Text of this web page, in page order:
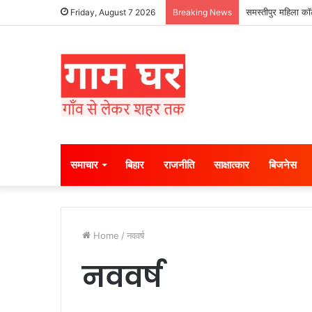
Friday, August 7 2026 Breaking News समस्तीपुर महिला
समाचार बिहार राजनीति साक्षात्कार बिजनेस
Home / नववर्ष
नववर्ष